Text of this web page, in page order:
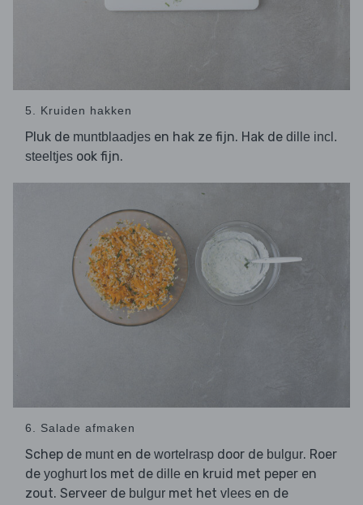
5. Kruiden hakken
Pluk de muntblaadjes en hak ze fijn. Hak de dille incl.
steeltjes ook fijn.
6. Salade afmaken
Schep de munten de wortelrasp door de bulgur. Roer
de yoghurtlos met de dille en kruid met peper en
zout. Serveer de bulgur met het vlees en de